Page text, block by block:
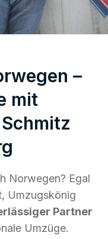
–
mit
Norwegen? Egal
Umzugskönig
Partner
Umzüge.